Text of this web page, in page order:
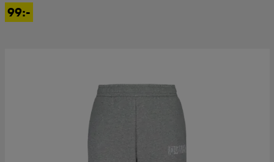
99:-